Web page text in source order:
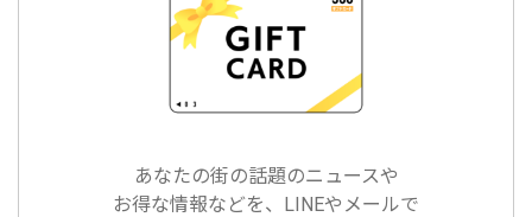
あなたの街の話題のニュースや
お得な情報などを、LINEやメールで